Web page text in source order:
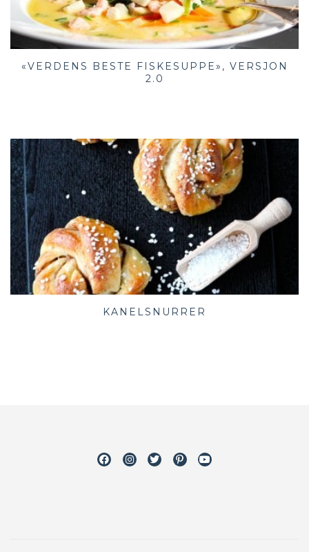
«VERDENS BESTE FISKESUPPE», VERSJON
2.0
KANELSNURRER
FacebookInstagram
TwitterPinterestYoutube